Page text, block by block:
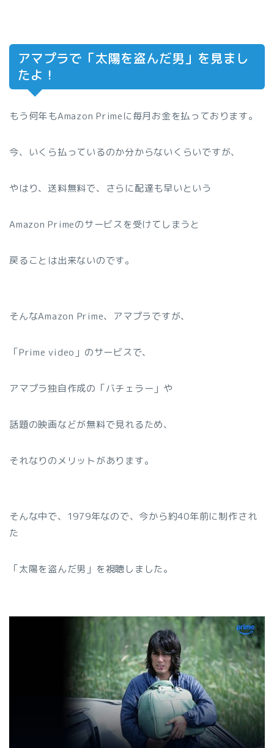
アマプラで「太陽を盗んだ男」を見まし
たよ！
もう何年もAmazon Primeに毎月お金を払っております。
今、いくら払っているのか分からないくらいですが、
やはり、送料無料で、さらに配達も早いという
Amazon Primeのサービスを受けてしまうと
戻ることは出来ないのです。
そんなAmazon Prime、アマプラですが、
「Prime video」のサービスで、
アマプラ独自作成の「バチェラー」や
話題の映画などが無料で見れるため、
それなりのメリットがあります。
そんな中で、1979年なので、今から約40年前に制作され
た
「太陽を盗んだ男」を視聴しました。